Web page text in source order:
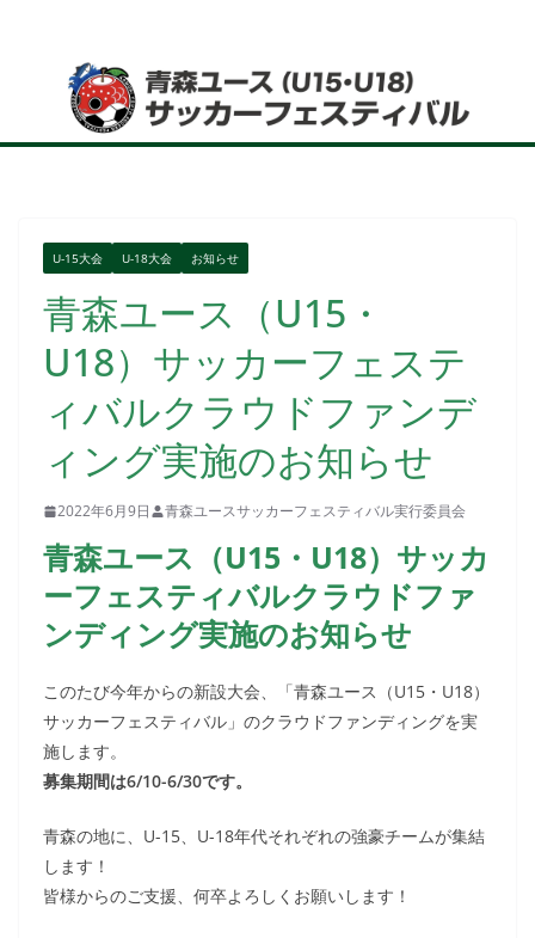
ツ
U-15大会 U-18大会 お知らせ
青森ユース（U15・
U18）サッカーフェステ
ィバルクラウドファンデ
ィング実施のお知らせ
2022年6月9日 青森ユースサッカーフェスティバル実行委員会
青森ユース（U15・U18）サッカ
ーフェスティバルクラウドファ
ンディング実施のお知らせ
このたび今年からの新設大会、「青森ユース（U15・U18）
サッカーフェスティバル」のクラウドファンディングを実
施します。
募集期間は6/10-6/30です。
青森の地に、U-15、U-18年代それぞれの強豪チームが集結
します！
皆様からのご支援、何卒よろしくお願いします！